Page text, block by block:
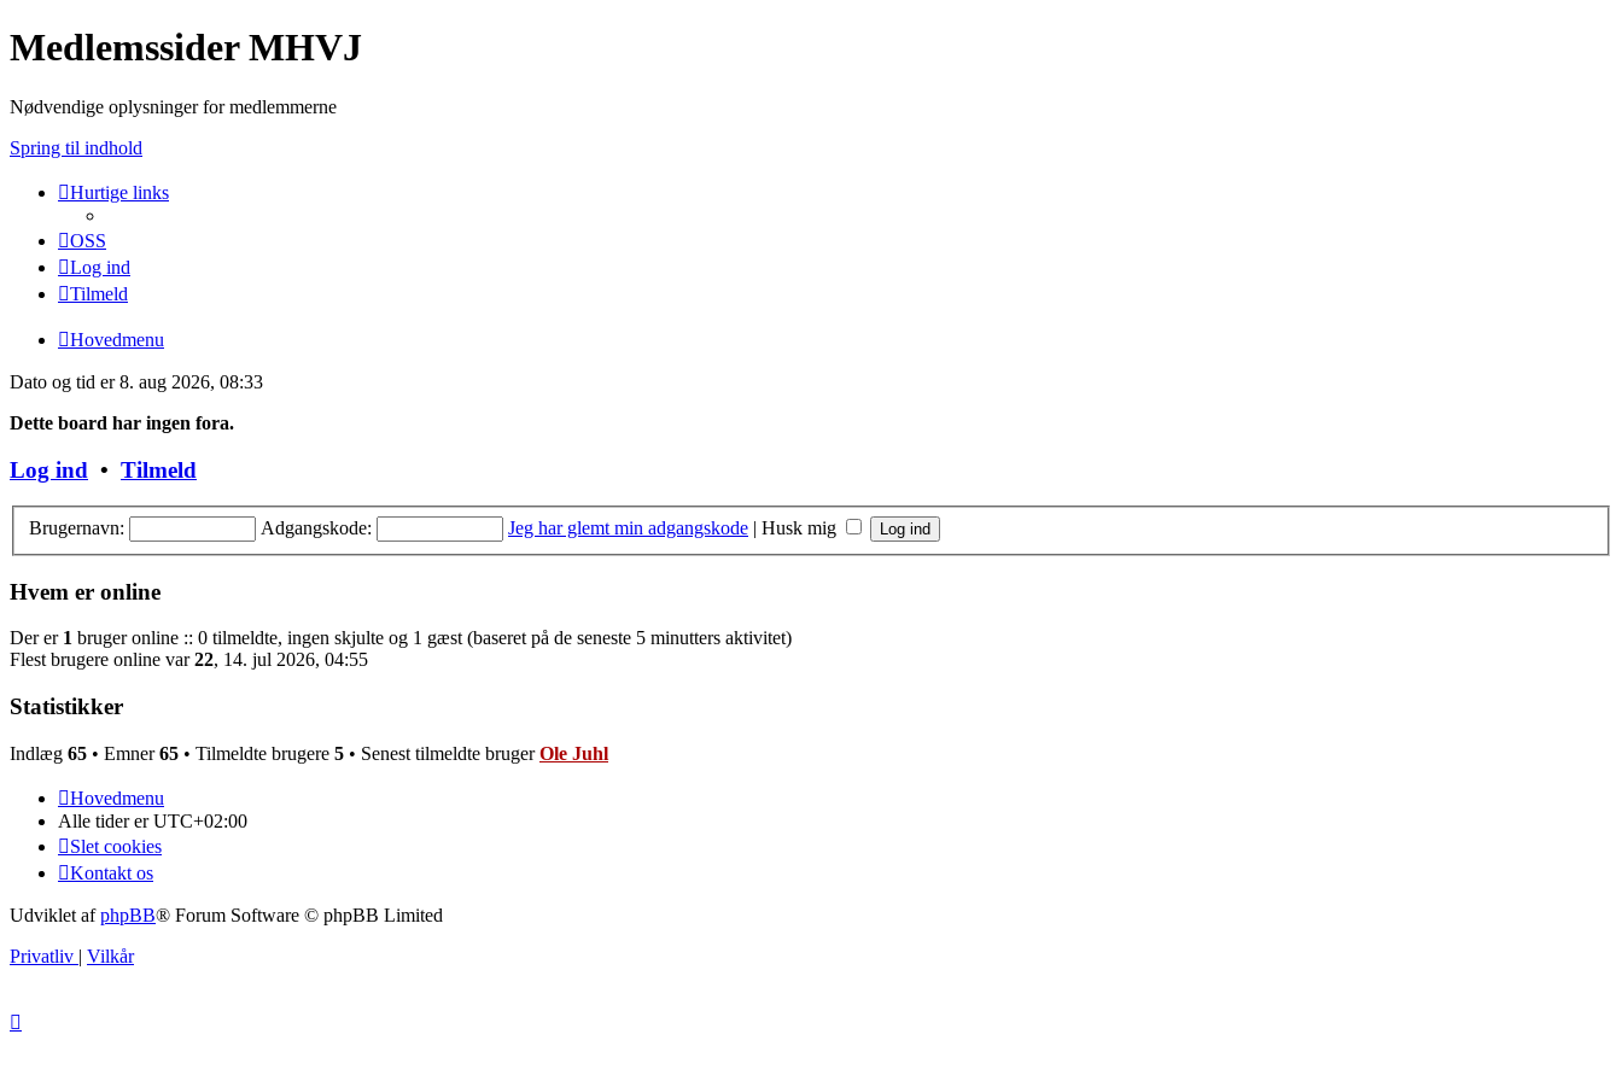
Medlemssider MHVJ
Nødvendige oplysninger for medlemmerne
Spring til indhold
Hurtige links
OSS
Log ind
Tilmeld
Hovedmenu
Dato og tid er 8. aug 2026, 08:33
Dette board har ingen fora.
Log ind • Tilmeld
Brugernavn: Adgangskode: Jeg har glemt min adgangskode | Husk mig
Hvem er online
Der er 1 bruger online :: 0 tilmeldte, ingen skjulte og 1 gæst (baseret på de seneste 5 minutters aktivitet)
Flest brugere online var22, 14. jul 2026, 04:55
Statistikker
Indlæg 65 • Emner65 • Tilmeldte brugere 5 • Senest tilmeldte brugerOle Juhl
Hovedmenu
Alle tider erUTC+02:00
Slet cookies
Kontakt os
Udviklet afphpBB® Forum Software © phpBB Limited
Privatliv | Vilkår